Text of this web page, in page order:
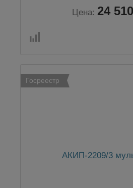
Цена: 24 510
Госреестр
АКИП-2209/3